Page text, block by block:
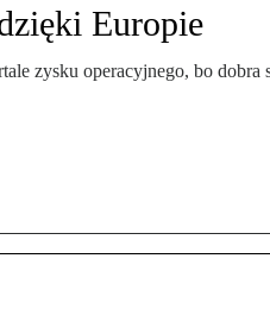
Europie
zysku operacyjnego, bo